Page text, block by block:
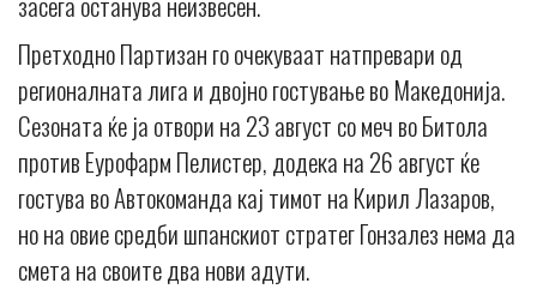
Претходно Партизан го очекуваат натпревари од
регионалната лига и двојно гостување во Македонија.
Сезоната ќе ја отвори на 23 август со меч во Битола
против Еурофарм Пелистер, додека на 26 август ќе
гостува во Автокоманда кај тимот на Кирил Лазаров,
но на овие средби шпанскиот стратег Гонзалез нема да
смета на своите два нови адути.